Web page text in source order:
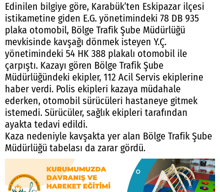
Edinilen bilgiye göre, Karabük’ten Eskipazar ilçesi
istikametine giden E.G. yönetimindeki 78 DB 935
plaka otomobil, Bölge Trafik Şube Müdürlüğü
mevkisinde kavşağı dönmek isteyen Y.Ç.
yönetimindeki 54 HK 388 plakalı otomobil ile
çarpıştı. Kazayı gören Bölge Trafik Şube
Müdürlüğündeki ekipler, 112 Acil Servis ekiplerine
haber verdi. Polis ekipleri kazaya müdahale
ederken, otomobil sürücüleri hastaneye gitmek
istemedi. Sürücüler, sağlık ekipleri tarafından
ayakta tedavi edildi.
Kaza nedeniyle kavşakta yer alan Bölge Trafik Şube
Müdürlüğü tabelası da zarar gördü.